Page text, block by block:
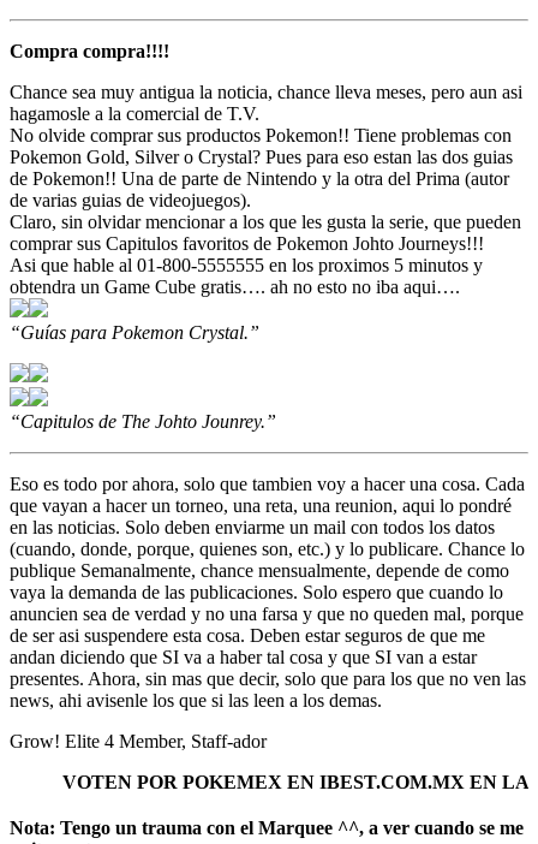
Compra compra!!!!
Chance sea muy antigua la noticia, chance lleva meses, pero aun asi
hagamosle a la comercial de T.V.
No olvide comprar sus productos Pokemon!! Tiene problemas con
Pokemon Gold, Silver o Crystal? Pues para eso estan las dos guias
de Pokemon!! Una de parte de Nintendo y la otra del Prima (autor
de varias guias de videojuegos).
Claro, sin olvidar mencionar a los que les gusta la serie, que pueden
comprar sus Capitulos favoritos de Pokemon Johto Journeys!!!
Asi que hable al 01-800-5555555 en los proximos 5 minutos y
obtendra un Game Cube gratis…. ah no esto no iba aqui….
“Guías para Pokemon Crystal.”
“Capitulos de The Johto Jounrey.”
Eso es todo por ahora, solo que tambien voy a hacer una cosa. Cada
que vayan a hacer un torneo, una reta, una reunion, aqui lo pondré
en las noticias. Solo deben enviarme un mail con todos los datos
(cuando, donde, porque, quienes son, etc.) y lo publicare. Chance lo
publique Semanalmente, chance mensualmente, depende de como
vaya la demanda de las publicaciones. Solo espero que cuando lo
anuncien sea de verdad y no una farsa y que no queden mal, porque
de ser asi suspendere esta cosa. Deben estar seguros de que me
andan diciendo que SI va a haber tal cosa y que SI van a estar
presentes. Ahora, sin mas que decir, solo que para los que no ven las
news, ahi avisenle los que si las leen a los demas.
Grow! Elite 4 Member, Staff-ador
VOTEN POR POKEMEX EN IBEST.COM.MX EN
Nota: Tengo un trauma con el Marquee ^^, a ver cuando se me